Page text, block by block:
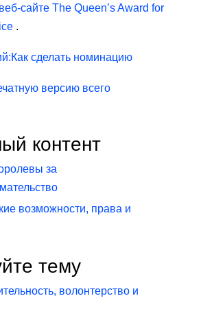
сайте The Queen’s Award for
.
:Как сделать номинацию
версию всего
контент
за
возможности, права и
тему
волонтерство и